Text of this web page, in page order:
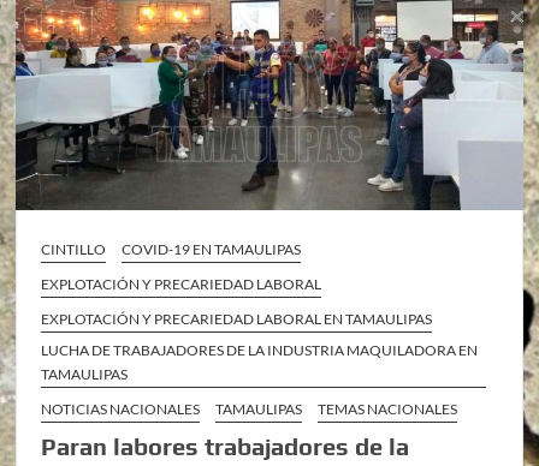
CINTILLO
COVID-19 EN TAMAULIPAS
EXPLOTACIÓN Y PRECARIEDAD LABORAL
EXPLOTACIÓN Y PRECARIEDAD LABORAL EN TAMAULIPAS
LUCHA DE TRABAJADORES DE LA INDUSTRIA MAQUILADORA EN
TAMAULIPAS
NOTICIAS NACIONALES
TAMAULIPAS TEMAS NACIONALES
Paran labores trabajadores de la